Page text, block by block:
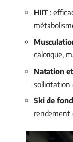
HIIT :
calorique,
Natation
sollicitation
Ski de fond
rendement